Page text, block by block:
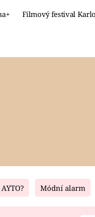
Filmový festival
Living
AYTO? Módní alarm